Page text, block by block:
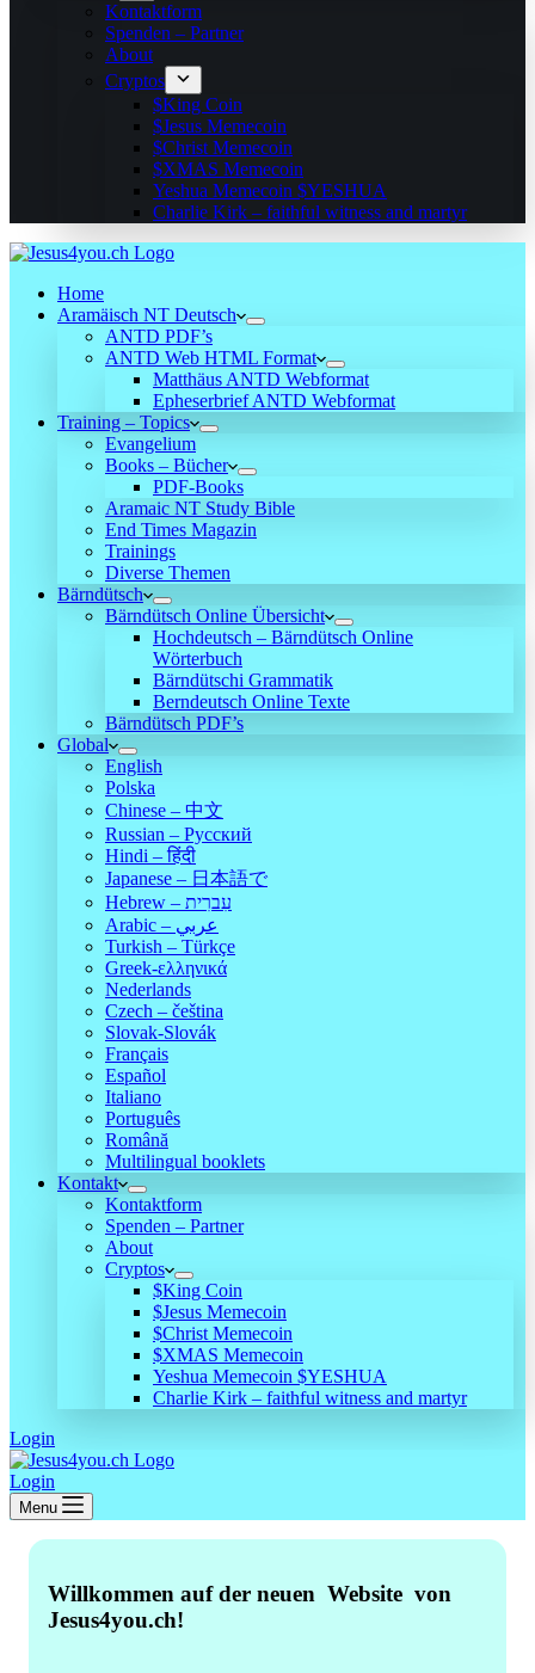
Kontaktform
Spenden – Partner
About
Cryptos
$King Coin
$Jesus Memecoin
$Christ Memecoin
$XMAS Memecoin
Yeshua Memecoin $YESHUA
Charlie Kirk – faithful witness and martyr
Home
Aramäisch NT Deutsch
ANTD PDF’s
ANTD Web HTML Format
Matthäus ANTD Webformat
Epheserbrief ANTD Webformat
Training – Topics
Evangelium
Books – Bücher
PDF-Books
Aramaic NT Study Bible
End Times Magazin
Trainings
Diverse Themen
Bärndütsch
Bärndütsch Online Übersicht
Hochdeutsch – Bärndütsch Online
Wörterbuch
Bärndütschi Grammatik
Berndeutsch Online Texte
Bärndütsch PDF’s
Global
English
Polska
Chinese – 中文
Russian – Русский
Hindi – हिंदी
Japanese – 日本語で
Hebrew – עִברִית
Arabic – عربي
Turkish – Türkçe
Greek-ελληνικά
Nederlands
Czech – čeština
Slovak-Slovák
Français
Español
Italiano
Português
Română
Multilingual booklets
Kontakt
Kontaktform
Spenden – Partner
About
Cryptos
$King Coin
$Jesus Memecoin
$Christ Memecoin
$XMAS Memecoin
Yeshua Memecoin $YESHUA
Charlie Kirk – faithful witness and martyr
Login
Login
Menu
Willkommen auf der neuen Website von
Jesus4you.ch!